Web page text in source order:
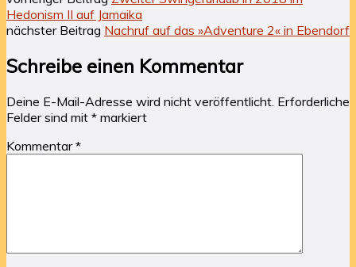
Hedonism II auf Jamaika
nächster Beitrag Nachruf auf das »Adventure 2« in Ebendorf
Schreibe einen Kommentar
Deine E-Mail-Adresse wird nicht veröffentlicht. Erforderliche
Felder sind mit * markiert
Kommentar*